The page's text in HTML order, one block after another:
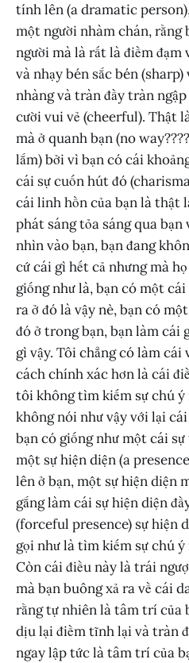
tính lên (a dramatic
một người nhàm chán,
người mà là rất là điềm đạm
và nhạy bén sắc bén
nhàng và tràn đầy tràn
cười vui vẻ (cheerful). Thật
mà ở quanh bạn (no
lắm) bởi vì bạn có cái
cái sự cuốn hút đó
cái linh hồn của bạn là thật
phát sáng tỏa sáng qua
nhìn vào bạn, bạn đang
cứ cái gì hết cả nhưng mà
giống như là, bạn có một
ra ở đó là vậy nè, bạn có
đó ở trong bạn, bạn làm cái
gì vậy. Tôi chẳng có làm
cách chính xác hơn là cái
tôi không tìm kiếm sự chú ý
không nói như vậy với lại
bạn có giống như một cái
một sự hiện diện (a
lên ở bạn, một sự hiện diện
gắng làm cái sự hiện diện
(forceful presence) sự hiện
gọi như là tìm kiếm sự chú
Còn cái điều này là trái
mà bạn buông xả ra về cái
rằng tự nhiên là tâm trí của
dịu lại điềm tĩnh lại và tràn
ngay lập tức là tâm trí của